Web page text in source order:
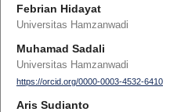
Febrian Hidayat
Universitas Hamzanwadi
Muhamad Sadali
Universitas Hamzanwadi
https://orcid.org/0000-0003-4532-6410
Aris Sudianto